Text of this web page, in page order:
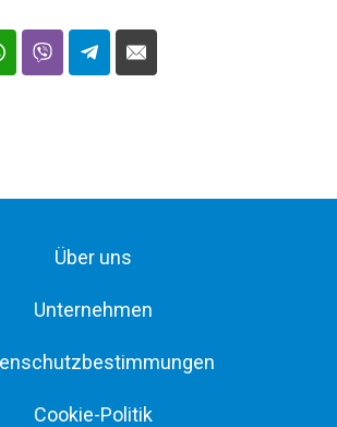
Über uns
Unternehmen
Cookie-Politik